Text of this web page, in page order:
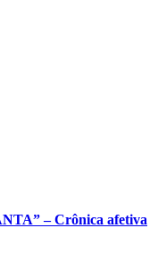
– Crônica afetiva